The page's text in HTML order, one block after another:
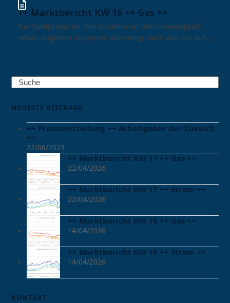
++ Marktbericht KW 16 ++ Gas ++
Die Spotpreise im Gas konnten im Wochenvergleich
etwas abgeben, notierten allerdings nach wie vor auf…
Search
NEUESTE BEITRÄGE
++ Pressemitteilung ++ Arbeitgeber der Zukunft
++
22/06/2023
++ Marktbericht KW 17 ++ Gas ++
22/04/2026
++ Marktbericht KW 17 ++ Strom ++
22/04/2026
++ Marktbericht KW 16 ++ Gas ++
14/04/2026
++ Marktbericht KW 16 ++ Strom ++
14/04/2026
KONTAKT